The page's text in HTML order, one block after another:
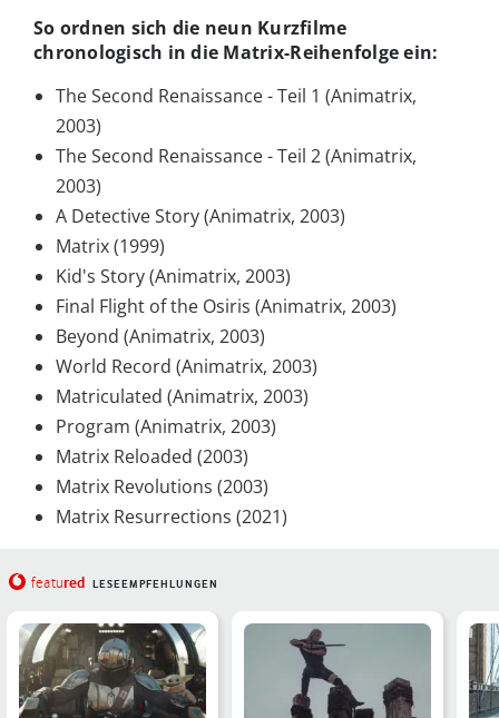
So ordnen sich die neun Kurzfilme
chronologisch in die Matrix-Reihenfolge ein:
The Second Renaissance - Teil 1 (Animatrix,
2003)
The Second Renaissance - Teil 2 (Animatrix,
2003)
A Detective Story (Animatrix, 2003)
Matrix (1999)
Kid's Story (Animatrix, 2003)
Final Flight of the Osiris (Animatrix, 2003)
Beyond (Animatrix, 2003)
World Record (Animatrix, 2003)
Matriculated (Animatrix, 2003)
Program (Animatrix, 2003)
Matrix Reloaded (2003)
Matrix Revolutions (2003)
Matrix Resurrections (2021)
featured LESEEMPFEHLUNGEN